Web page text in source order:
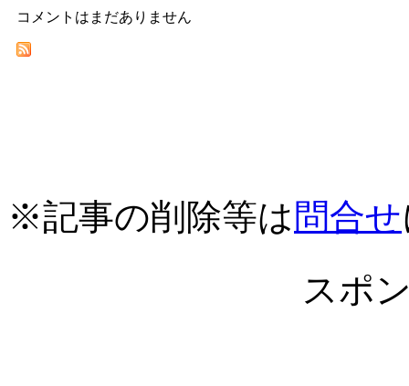
コメントはまだありません
※記事の削除等は 問合せ
スポ